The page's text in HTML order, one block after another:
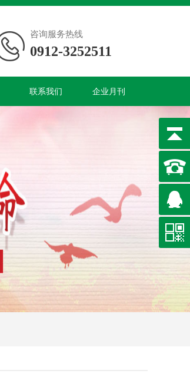
咨询服务热线
0912-3252511
联系我们 企业月刊